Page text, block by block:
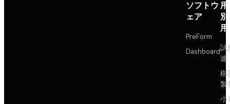
ソフトウ
ェア
PreForm
Dashboard試
途
樹
製
小